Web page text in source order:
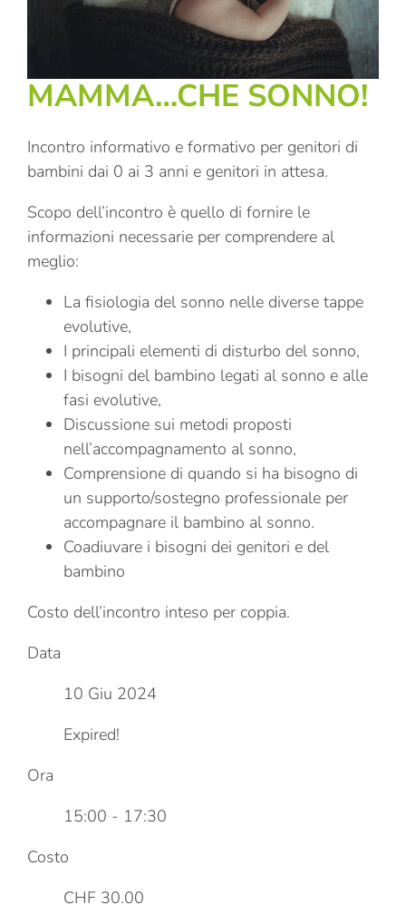
MAMMA…CHE SONNO!
Incontro informativo e formativo per genitori di
bambini dai 0 ai 3 anni e genitori in attesa.
Scopo dell’incontro è quello di fornire le
informazioni necessarie per comprendere al
meglio:
La fisiologia del sonno nelle diverse tappe
evolutive,
I principali elementi di disturbo del sonno,
I bisogni del bambino legati al sonno e alle
fasi evolutive,
Discussione sui metodi proposti
nell’accompagnamento al sonno,
Comprensione di quando si ha bisogno di
un supporto/sostegno professionale per
accompagnare il bambino al sonno.
Coadiuvare i bisogni dei genitori e del
bambino
Costo dell’incontro inteso per coppia.
Data
10 Giu 2024
Expired!
Ora
15:00 - 17:30
Costo
CHF 30.00